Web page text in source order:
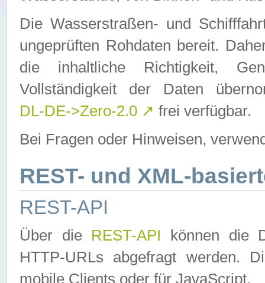
Die Wasserstraßen- und
ungeprüften Rohdaten bereit.
die inhaltliche Richtigkeit,
Vollständigkeit der Daten
DL-DE->Zero-2.0 ↗ frei verfügbar.
Bei Fragen oder Hinweisen,
REST- und XML-
REST-API
Über die REST-API können die
HTTP-URLs abgefragt werden.
mobile Clients oder für JavaScript.